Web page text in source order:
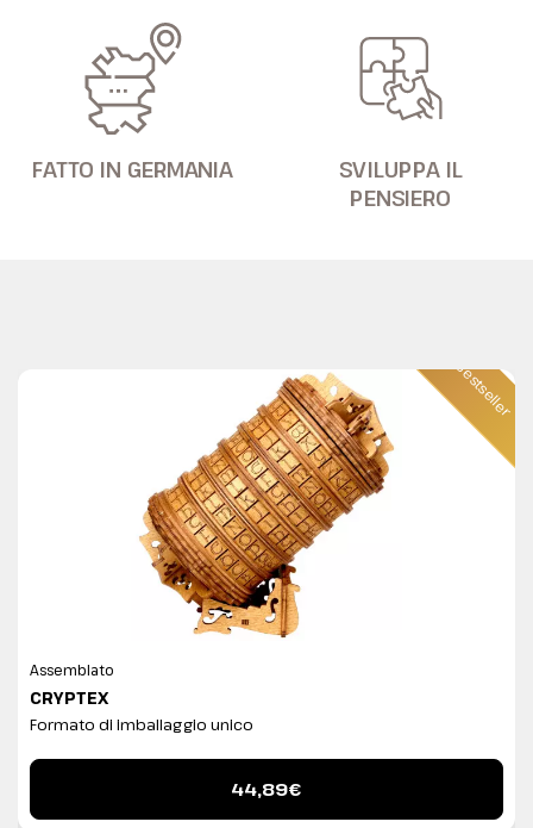
FATTO IN GERMANIA
SVILUPPA IL
PENSIERO
Bestseller
Assemblato
CRYPTEX
Formato di imballaggio unico
44,89€